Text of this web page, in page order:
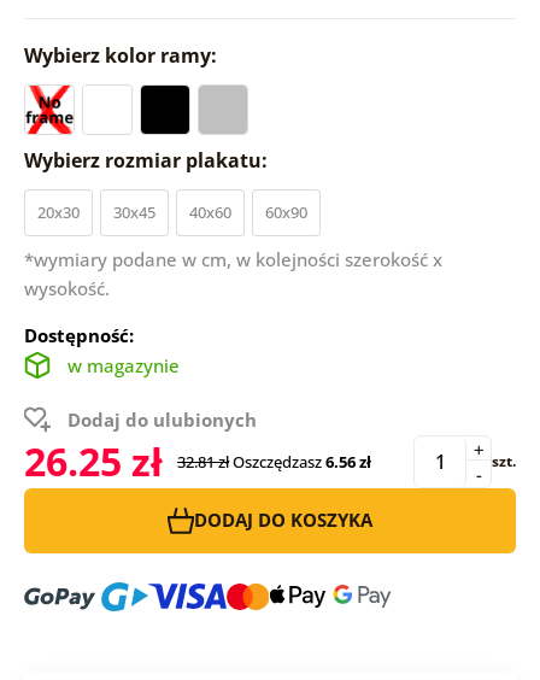
Wybierz kolor ramy:
Wybierz rozmiar plakatu:
20x30 30x45 40x60 60x90
*wymiary podane w cm, w kolejności szerokość x
wysokość.
Dostępność:
w magazynie
Dodaj do ulubionych
26.25 zł 32.81 złOszczędzasz6.56 zł -
+ szt.
DODAJ DO KOSZYKA